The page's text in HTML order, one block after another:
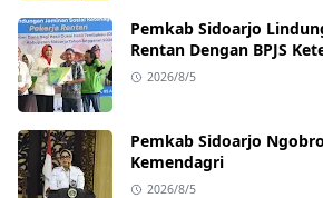
Pemkab Sidoarjo
Rentan Dengan BPJS
2026/8/5
Pemkab Sidoarjo
Kemendagri
2026/8/5